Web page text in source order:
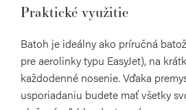
Praktické využitie
Batoh je ideálny ako príručná
pre aerolinky typu EasyJet), na
každodenné nosenie. Vďaka
usporiadaniu budete mať všetky